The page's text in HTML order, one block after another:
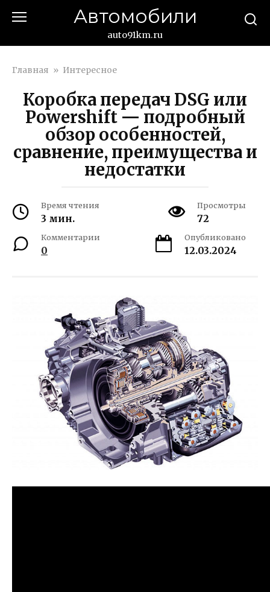
Автомобили
auto91km.ru
Главная » Интересное
Коробка передач DSG или
Powershift — подробный
обзор особенностей,
сравнение, преимущества и
недостатки
Время чтения
3 мин.
Просмотры
72
Комментарии
0
Опубликовано
12.03.2024